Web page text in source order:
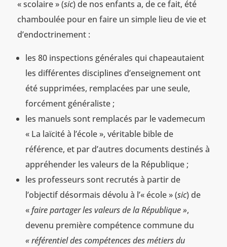
« scolaire » (sic) de nos enfants a, de ce fait, été
chamboulée pour en faire un simple lieu de vie et
d’endoctrinement :
les 80 inspections générales qui chapeautaient
les différentes disciplines d’enseignement ont
été supprimées, remplacées par une seule,
forcément généraliste ;
les manuels sont remplacés par le vademecum
« La laïcité à l’école », véritable bible de
référence, et par d’autres documents destinés à
appréhender les valeurs de la République ;
les professeurs sont recrutés à partir de
l’objectif désormais dévolu à l’« école » (sic) de
«faire partager les valeurs de la République »,
devenu première compétence commune du
« référentiel des compétences des métiers du